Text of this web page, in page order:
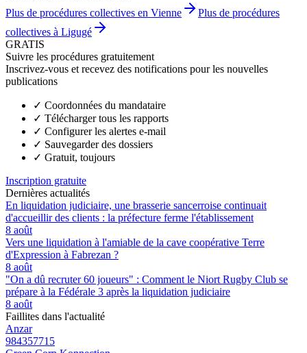
Plus de procédures collectives en Vienne
Plus de procédures
collectives à Ligugé
GRATIS
Suivre les procédures gratuitement
Inscrivez-vous et recevez des notifications pour les nouvelles
publications
✓ Coordonnées du mandataire
✓ Télécharger tous les rapports
✓ Configurer les alertes e-mail
✓ Sauvegarder des dossiers
✓ Gratuit, toujours
Inscription gratuite
Dernières actualités
En liquidation judiciaire, une brasserie sancerroise continuait
d'accueillir des clients : la préfecture ferme l'établissement
8 août
Vers une liquidation à l'amiable de la cave coopérative Terre
d'Expression à Fabrezan ?
8 août
"On a dû recruter 60 joueurs" : Comment le Niort Rugby Club se
prépare à la Fédérale 3 après la liquidation judiciaire
8 août
Faillites dans l'actualité
Anzar
984357715